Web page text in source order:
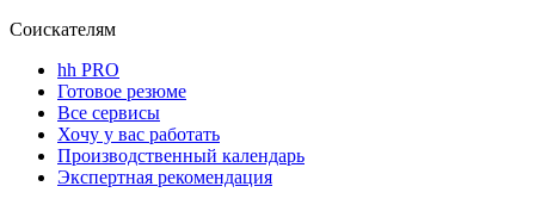
Соискателям
hh PRO
Готовое резюме
Все сервисы
Хочу у вас работать
Производственный календарь
Экспертная рекомендация